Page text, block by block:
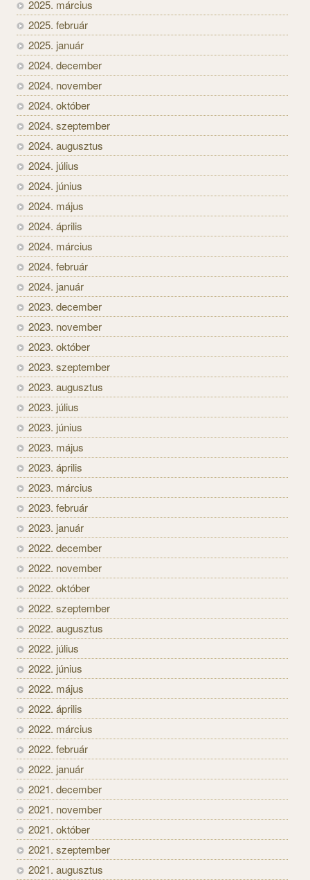
2025. március
2025. február
2025. január
2024. december
2024. november
2024. október
2024. szeptember
2024. augusztus
2024. július
2024. június
2024. május
2024. április
2024. március
2024. február
2024. január
2023. december
2023. november
2023. október
2023. szeptember
2023. augusztus
2023. július
2023. június
2023. május
2023. április
2023. március
2023. február
2023. január
2022. december
2022. november
2022. október
2022. szeptember
2022. augusztus
2022. július
2022. június
2022. május
2022. április
2022. március
2022. február
2022. január
2021. december
2021. november
2021. október
2021. szeptember
2021. augusztus